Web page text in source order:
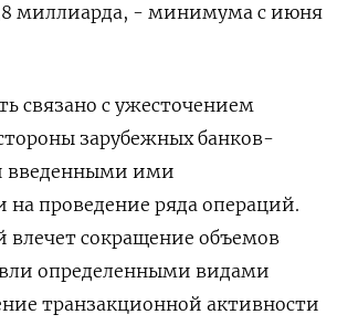
миллиарда, - минимума с июня
связано с ужесточением
зарубежных банков-
введенными ими
проведение ряда операций.
влечет сокращение объемов
определенными видами
транзакционной активности